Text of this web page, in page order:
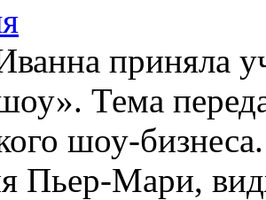
приняла
Тема
шоу-
Пьер-Мари,